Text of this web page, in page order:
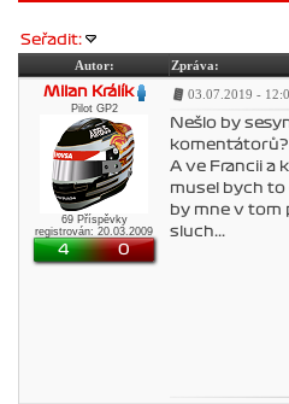
Seřadit:
Autor:
Zpráva:
Milan Králík
Pilot GP2
69 Příspěvky
registrován: 20.03.2009
4 0
03.07.2019 -
Nešlo by
komentátorů?
A ve Francii a
musel bych to
by mne v tom
sluch...